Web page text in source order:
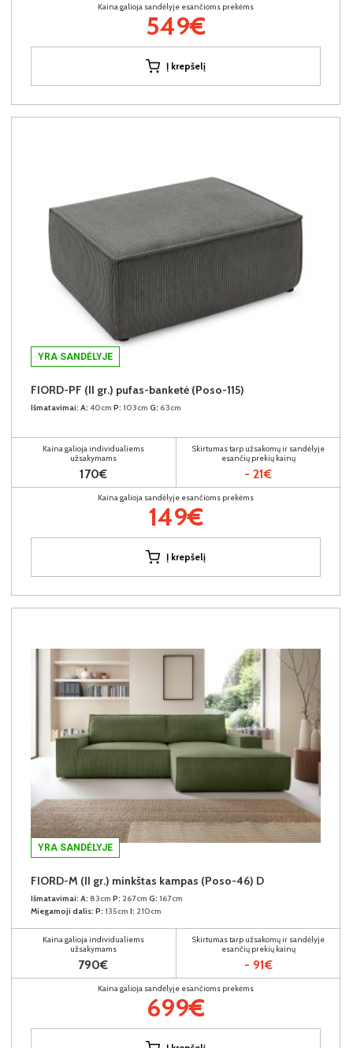
Kaina galioja sandėlyje esančioms prekėms
549€
Į krepšelį
YRA SANDĖLYJE
FIORD-PF (II gr.) pufas-banketė (Poso-115)
Išmatavimai: A: 40cm P: 103cm G: 63cm
Kaina galioja individualiems
užsakymams
170€
Skirtumas tarp užsakomų ir sandėlyje
esančių prekių kainų
- 21€
Kaina galioja sandėlyje esančioms prekėms
149€
Į krepšelį
YRA SANDĖLYJE
FIORD-M (II gr.) minkštas kampas (Poso-46) D
Išmatavimai: A: 83cm P: 267cm G: 167cm
Miegamoji dalis: P: 135cm I: 210cm
Kaina galioja individualiems
užsakymams
790€
Skirtumas tarp užsakomų ir sandėlyje
esančių prekių kainų
- 91€
Kaina galioja sandėlyje esančioms prekėms
699€